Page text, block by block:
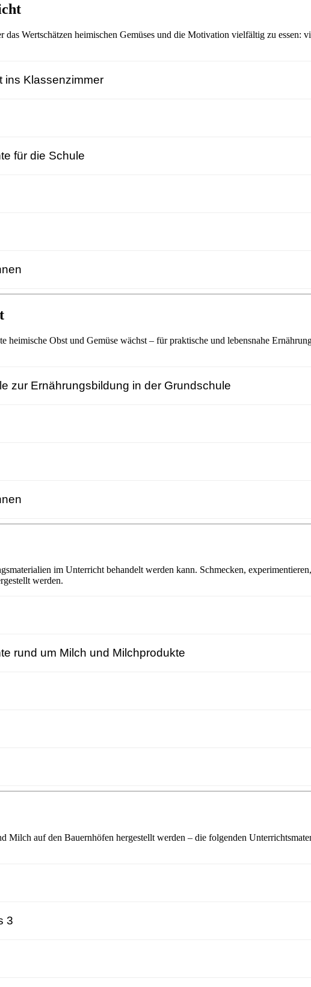
Wertschätzen heimischen Gemüses und die Motivation vielfältig zu essen:
ins Klassenzimmer
für die Schule
Obst und Gemüse wächst – für praktische und lebensnahe
zur Ernährungsbildung in der Grundschule
im Unterricht behandelt werden kann. Schmecken,
werden.
rund um Milch und Milchprodukte
auf den Bauernhöfen hergestellt werden – die folgenden
3